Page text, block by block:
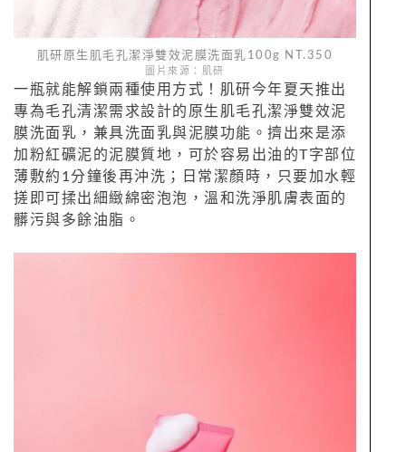
肌研原生肌毛孔潔淨雙效泥膜洗面乳100g NT.350
圖片來源：肌研
一瓶就能解鎖兩種使用方式！肌研今年夏天推出
專為毛孔清潔需求設計的原生肌毛孔潔淨雙效泥
膜洗面乳，兼具洗面乳與泥膜功能。擠出來是添
加粉紅礦泥的泥膜質地，可於容易出油的T字部位
薄敷約1分鐘後再沖洗；日常潔顏時，只要加水輕
搓即可揉出細緻綿密泡泡，溫和洗淨肌膚表面的
髒污與多餘油脂。